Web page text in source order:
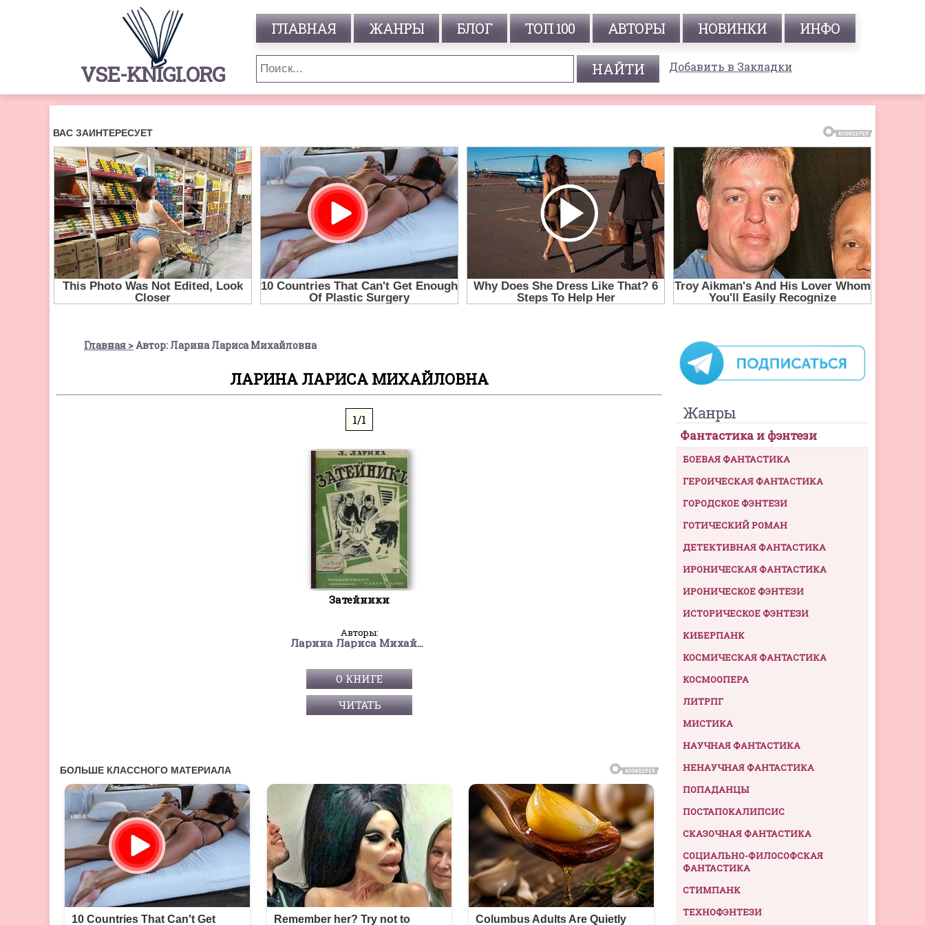
VSE-KNIGI.ORG
ГЛАВНАЯ ЖАНРЫ БЛОГ ТОП 100 АВТОРЫ НОВИНКИ ИНФО
Добавить в Закладки
Главная Автор: Ларина Лариса Михайловна
ЛАРИНА ЛАРИСА МИХАЙЛОВНА
1/1
Затейники
Авторы:
Ларина Лариса Михайловна
О КНИГЕ
ЧИТАТЬ
Жанры
Фантастика и фэнтези
БОЕВАЯ ФАНТАСТИКА
ГЕРОИЧЕСКАЯ ФАНТАСТИКА
ГОРОДСКОЕ ФЭНТЕЗИ
ГОТИЧЕСКИЙ РОМАН
ДЕТЕКТИВНАЯ ФАНТАСТИКА
ИРОНИЧЕСКАЯ ФАНТАСТИКА
ИРОНИЧЕСКОЕ ФЭНТЕЗИ
ИСТОРИЧЕСКОЕ ФЭНТЕЗИ
КИБЕРПАНК
КОСМИЧЕСКАЯ ФАНТАСТИКА
КОСМООПЕРА
ЛИТРПГ
МИСТИКА
НАУЧНАЯ ФАНТАСТИКА
НЕНАУЧНАЯ ФАНТАСТИКА
ПОПАДАНЦЫ
ПОСТАПОКАЛИПСИС
СКАЗОЧНАЯ ФАНТАСТИКА
СОЦИАЛЬНО-ФИЛОСОФСКАЯ
ФАНТАСТИКА
СТИМПАНК
ТЕХНОФЭНТЕЗИ